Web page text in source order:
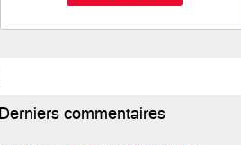
Derniers commentaires